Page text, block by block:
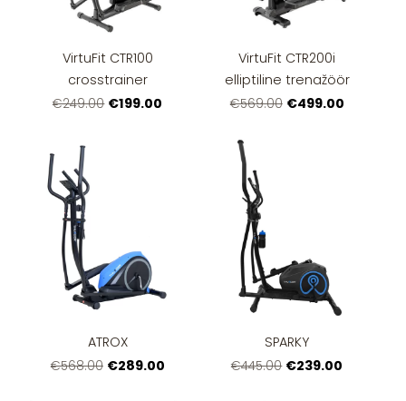
VirtuFit CTR100
crosstrainer
€249.00 €199.00
VirtuFit CTR200i
elliptiline trenažöör
€569.00 €499.00
ATROX
€568.00 €289.00
SPARKY
€445.00 €239.00